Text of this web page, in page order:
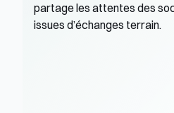
partage les attentes des
issues d’échanges terrain.